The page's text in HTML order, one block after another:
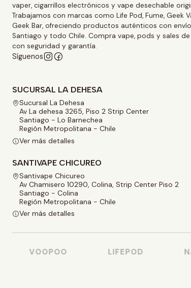
vaper, cigarrillos electrónicos y vape desechable
Trabajamos con marcas como Life Pod, Fume, Geek
Geek Bar, ofreciendo productos auténticos con
Santiago y todo Chile. Compra vape, pods y sales
con seguridad y garantía.
Síguenos
SUCURSAL LA DEHESA
Sucursal La Dehesa
Av La dehesa 3265, Piso 2 Strip Center
Santiago - Lo Barnechea
Región Metropolitana - Chile
Ver más detalles
SANTIVAPE CHICUREO
Santivape Chicureo
Av Chamisero 10290, Colina, Strip Center Piso 2
Santiago - Colina
Región Metropolitana - Chile
Ver más detalles
VOOPOO LIFEPOD